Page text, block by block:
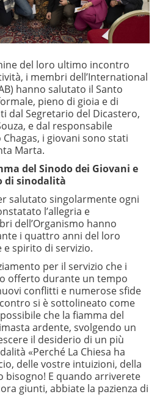
del loro ultimo incontro
i membri dell’International
hanno salutato il Santo
pieno di gioia e di
dal Segretario del Dicastero,
e dal responsabile
Chagas, i giovani sono stati
Marta.
del Sinodo dei Giovani e
di sinodalità
salutato singolarmente ogni
l’allegria e
dell’Organismo hanno
i quattro anni del loro
spirito di servizio.
per il servizio che i
offerto durante un tempo
conflitti e numerose sfide
si è sottolineato come
che la fiamma del
ardente, svolgendo un
il desiderio di un più
«Perché La Chiesa ha
delle vostre intuizioni, della
bisogno! E quando arriverete
giunti, abbiate la pazienza di